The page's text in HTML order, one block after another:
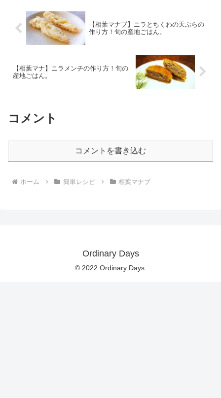
【相葉マナブ】ニラとちくわの天ぷらの
作り方！旬の産地ごはん。
【相葉マナ】ニラメンチの作り方！旬の
産地ごはん。
コメント
コメントを書き込む
ホーム 簡単レシピ 相葉マナブ
Ordinary Days
© 2022 Ordinary Days.